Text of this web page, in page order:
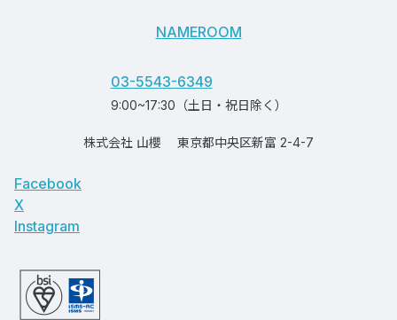
NAMEROOM
03-5543-6349
9:00~17:30（土日・祝日除く）
株式会社 山櫻 東京都中央区新富 2-4-7
Facebook
X
Instagram